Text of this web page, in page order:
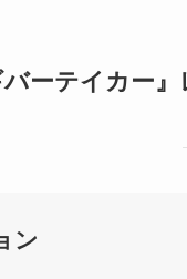
ーテイカー』
ン